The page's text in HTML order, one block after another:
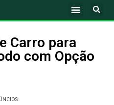
Carro para
com Opção